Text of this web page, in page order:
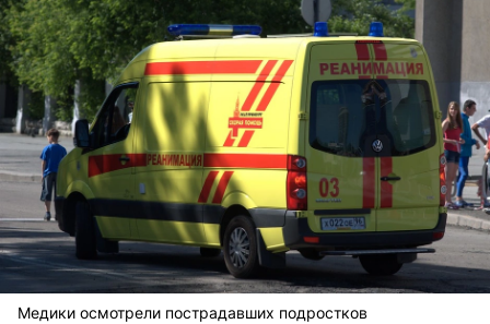
Медики осмотрели пострадавших подростков